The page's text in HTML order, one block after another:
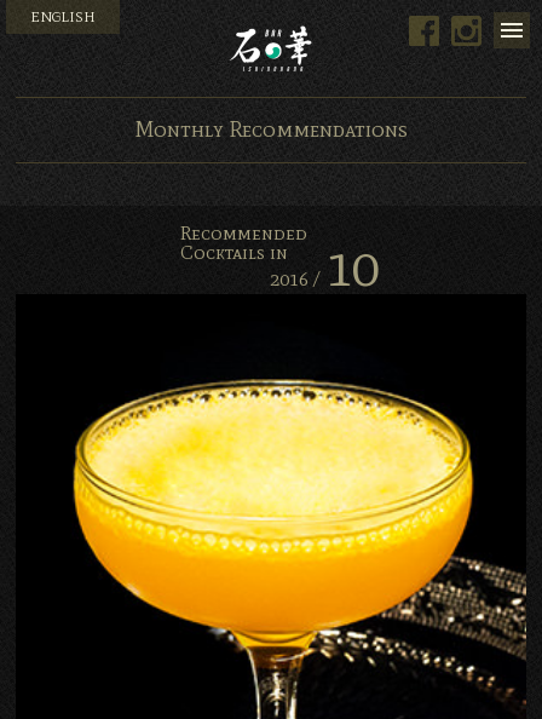
Bar 石の華 -BAR
ENGLISH Facebook
Monthly Recommendations
Recommended
Cocktails in
2016 / 10